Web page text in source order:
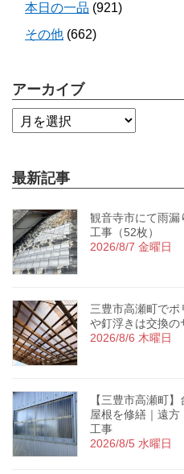
本日の一品 (921)
その他 (662)
アーカイブ
最新記事
観音寺市にて雨漏
工事（52枚）
2026/8/7 金曜日
三豊市高瀬町で
や釘浮きは交換の
2026/8/6 木曜日
【三豊市高瀬町
屋根を修繕｜遠
工事
2026/8/5 水曜日